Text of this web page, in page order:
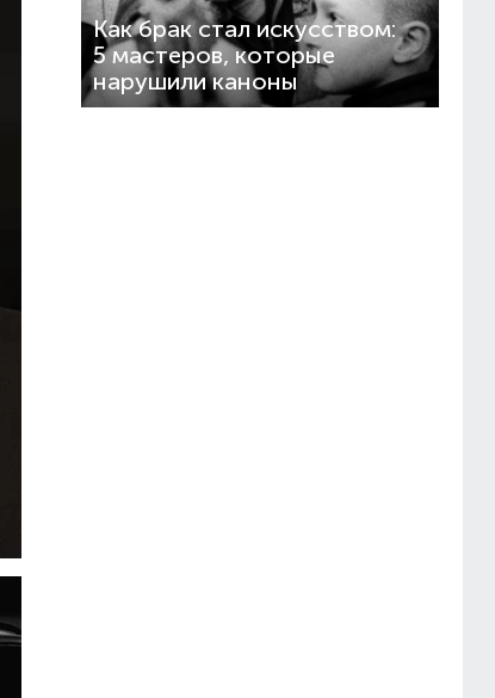
Как брак стал искусством:
5 мастеров, которые
нарушили каноны